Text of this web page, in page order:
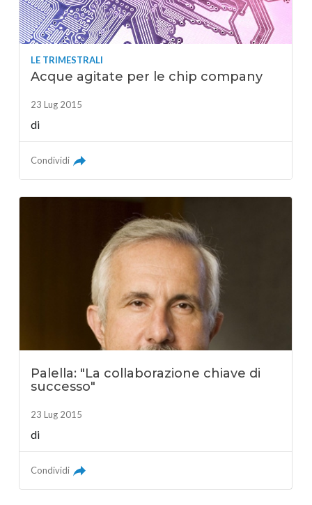
LE TRIMESTRALI
Acque agitate per le chip company
23 Lug 2015
di
Condividi
Palella: "La collaborazione chiave di
successo"
23 Lug 2015
di
Condividi